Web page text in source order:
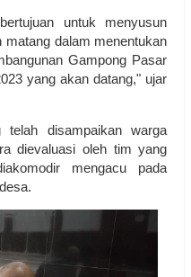
untuk menyusun
dalam menentukan
Gampong Pasar
yang akan datang," ujar
telah disampaikan warga
dievaluasi oleh tim yang
mengacu pada